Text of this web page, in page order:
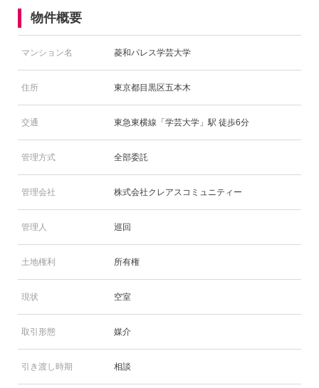
物件概要
マンション名 菱和パレス学芸大学
住所 東京都目黒区五本木
交通 東急東横線「学芸大学」駅 徒歩6分
管理方式 全部委託
管理会社 株式会社クレアスコミュニティー
管理人 巡回
土地権利 所有権
現状 空室
取引形態 媒介
引き渡し時期 相談